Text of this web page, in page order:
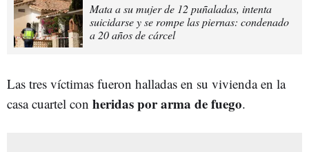
Mata a su mujer de 12 puñaladas, intenta
suicidarse y se rompe las piernas: condenado
a 20 años de cárcel
Las tres víctimas fueron halladas en su vivienda en la
casa cuartel con heridas por arma de fuego.